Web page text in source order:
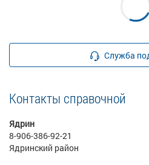
Служба
Контакты справочной
Ядрин
8-906-386-92-21
Ядринский район